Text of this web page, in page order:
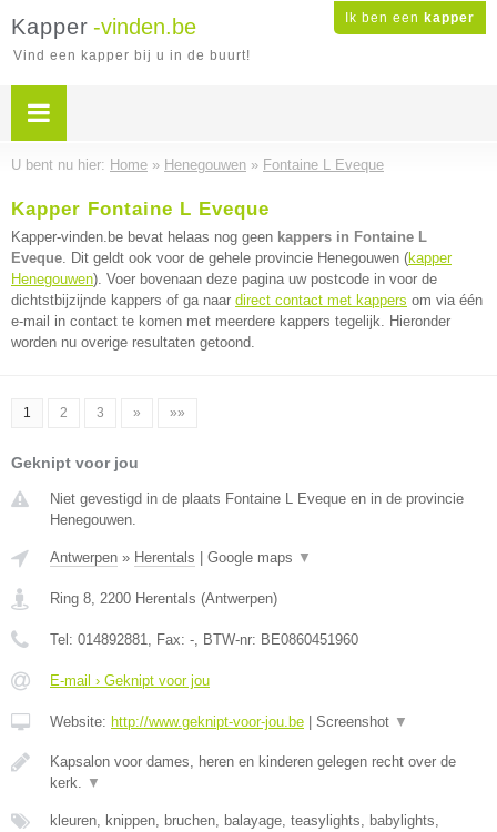
Ik ben een kapper
Kapper -vinden.be
Vind een kapper bij u in de buurt!
U bent nu hier: Home » Henegouwen » Fontaine L Eveque
Kapper Fontaine L Eveque
Kapper-vinden.be bevat helaas nog geen kappers in Fontaine L
Eveque. Dit geldt ook voor de gehele provincie Henegouwen (kapper
Henegouwen). Voer bovenaan deze pagina uw postcode in voor de
dichtstbijzijnde kappers of ga naar direct contact met kappers om via één
e-mail in contact te komen met meerdere kappers tegelijk. Hieronder
worden nu overige resultaten getoond.
1 2 3 » »»
Geknipt voor jou
Niet gevestigd in de plaats Fontaine L Eveque en in de provincie
Henegouwen.
Antwerpen » Herentals Google maps ▼
Ring 8, 2200 Herentals (Antwerpen)
Tel: 014892881, Fax: -, BTW-nr: BE0860451960
E-mail › Geknipt voor jou
Website: http://www.geknipt-voor-jou.be Screenshot ▼
Kapsalon voor dames, heren en kinderen gelegen recht over de
kerk. ▼
kleuren, knippen, bruchen, balayage, teasylights, babylights,